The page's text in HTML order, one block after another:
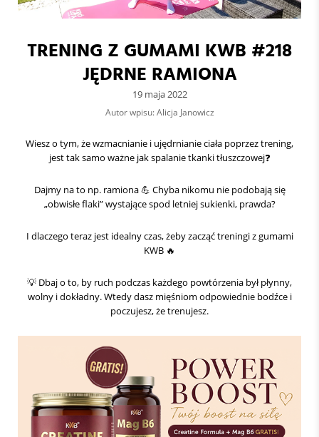
TRENING Z GUMAMI KWB #218
JĘDRNE RAMIONA
19 maja 2022
Autor wpisu: Alicja Janowicz
Wiesz o tym, że wzmacnianie i ujędrnianie ciała poprzez trening,
jest tak samo ważne jak spalanie tkanki tłuszczowej❓️
Dajmy na to np. ramiona 💪 Chyba nikomu nie podobają się
„obwisłe flaki” wystające spod letniej sukienki, prawda?
I dlaczego teraz jest idealny czas, żeby zacząć treningi z gumami
KWB 🔥
💡 Dbaj o to, by ruch podczas każdego powtórzenia był płynny,
wolny i dokładny. Wtedy dasz mięśniom odpowiednie bodźce i
poczujesz, że trenujesz.